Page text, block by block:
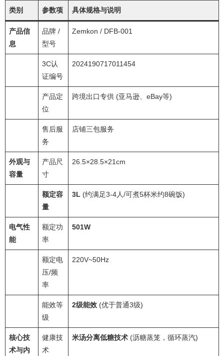
类别 参数项 具体规格与说明
产品信
息
品牌 /
型号
Zemkon / DFB-001
3C认
证编号
2024190717011454
产品定
位
跨境出口专供 (亚马逊、eBay等)
售后服
务
店铺三包服务
外观与
容量
产品尺
寸
26.5×28.5×21cm
额定容
量
3L (约满足3-4人/可煮5杯米约8碗饭)
电气性
能
额定功
率
501W
额定电
压/频
率
220V~50Hz
能效等
级
2级能效 (优于普通3级)
核心技
术与内
健康技
术
米汤分离低糖技术 (沥糖蒸笼，循环蒸汽)